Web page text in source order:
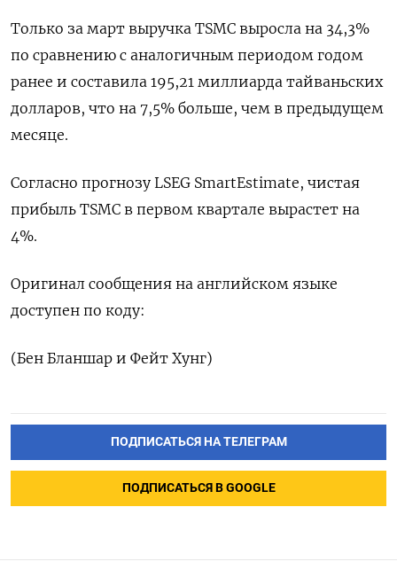
Только за март выручка TSMC выросла на 34,3%
по сравнению с аналогичным периодом годом
ранее и составила 195,21 миллиарда тайваньских
долларов, что на 7,5% больше, чем в предыдущем
месяце.
Согласно прогнозу LSEG SmartEstimate, чистая
прибыль TSMC в первом квартале вырастет на
4%.
Оригинал сообщения на английском языке
доступен по коду:
(Бен Бланшар и Фейт Хунг)
ПОДПИСАТЬСЯ НА ТЕЛЕГРАМ
ПОДПИСАТЬСЯ В GOOGLE